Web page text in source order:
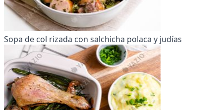
Sopa de col rizada con salchicha polaca y judías